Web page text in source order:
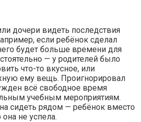
дочери видеть последствия
если ребёнок сделал
будет больше времени для
— у родителей было
что-то вкусное, или
ему вещь. Проигнорировал
всё свободное время
учебным мероприятиям.
сидеть рядом — ребёнок вместо
она не успела.